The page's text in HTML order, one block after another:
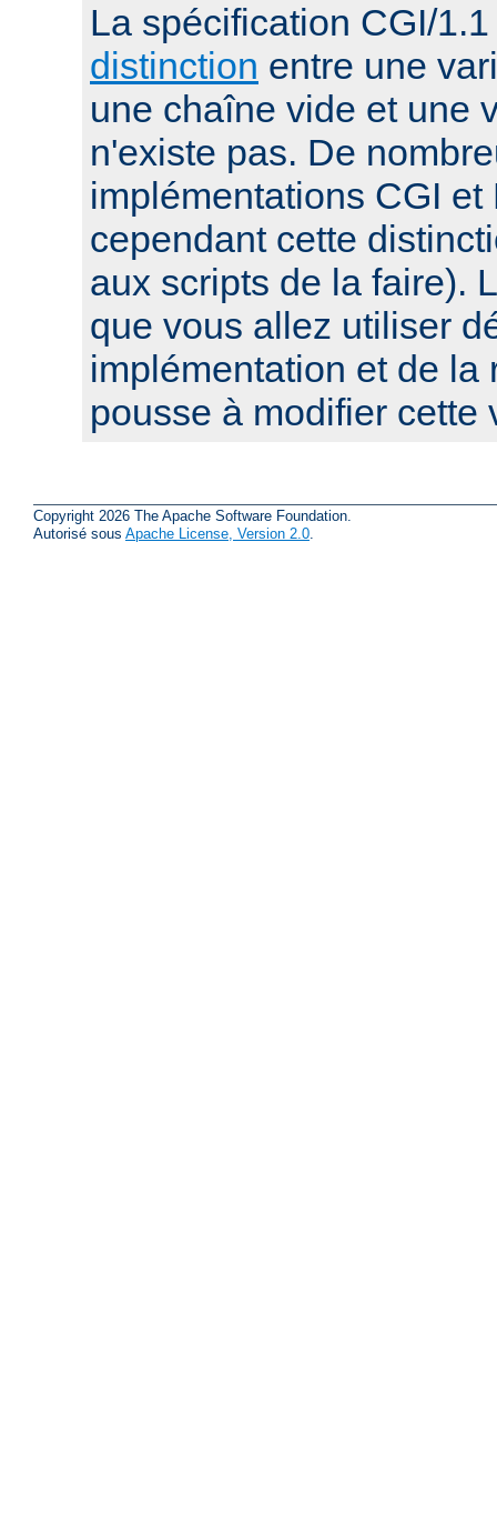
La spécification CGI/
distinction entre une
une chaîne vide et une
n'existe pas. De
implémentations CGI et
cependant cette
aux scripts de la faire).
que vous allez utiliser
implémentation et de la
pousse à modifier cette
Copyright 2026 The Apache Software Foundation.
Autorisé sous Apache License, Version 2.0.